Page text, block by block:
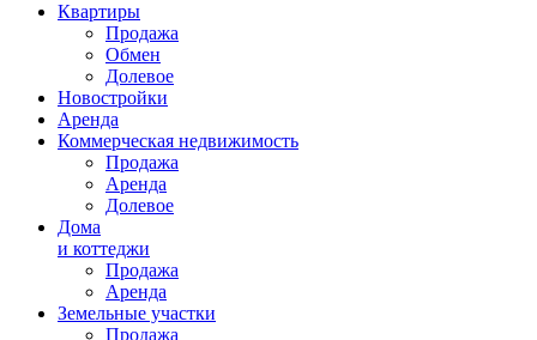
Квартиры
Продажа
Обмен
Долевое
Новостройки
Аренда
Коммерческая недвижимость
Продажа
Аренда
Долевое
Дома
и коттеджи
Продажа
Аренда
Земельные участки
Продажа